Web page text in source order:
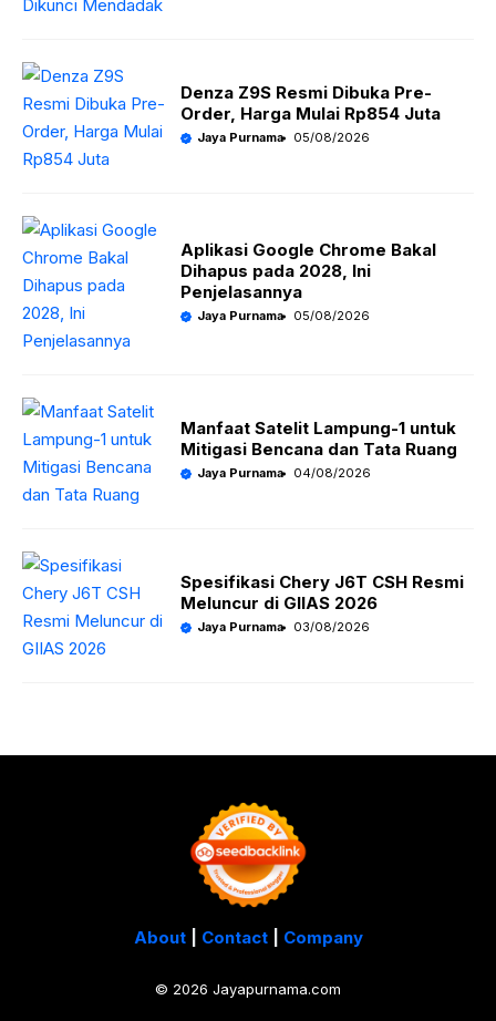
Denza Z9S Resmi Dibuka Pre-
Order, Harga Mulai Rp854 Juta
Jaya Purnama 05/08/2026
Aplikasi Google Chrome Bakal
Dihapus pada 2028, Ini
Penjelasannya
Jaya Purnama 05/08/2026
Manfaat Satelit Lampung-1 untuk
Mitigasi Bencana dan Tata Ruang
Jaya Purnama 04/08/2026
Spesifikasi Chery J6T CSH Resmi
Meluncur di GIIAS 2026
Jaya Purnama 03/08/2026
About Contact Company
© 2026 Jayapurnama.com